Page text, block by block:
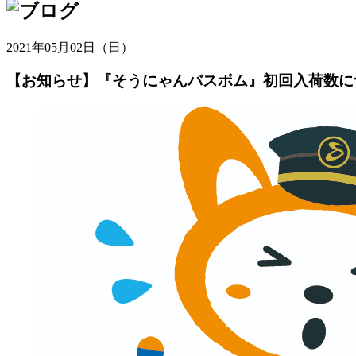
2021年05月02日（日）
【お知らせ】『そうにゃんバスボム』初回入荷数